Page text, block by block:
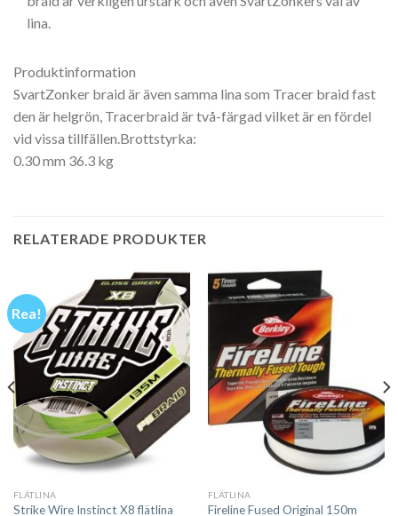
lina.
Produktinformation
SvartZonker braid är även samma lina som Tracer braid fast
den är helgrön, Tracerbraid är två-färgad vilket är en fördel
vid vissa tillfällen.Brottstyrka:
0.30 mm 36.3 kg
RELATERADE PRODUKTER
Rea!
FLÄTLINA
Strike Wire Instinct X8 flätlina
FLÄTLINA
Fireline Fused Original 150m